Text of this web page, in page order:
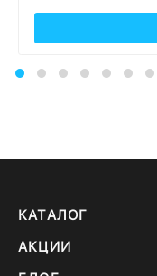
КАТАЛОГ
АКЦИИ